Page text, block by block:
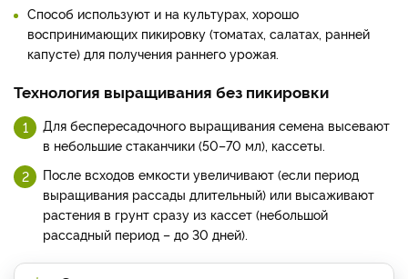
Способ используют и на культурах, хорошо
воспринимающих пикировку (томатах, салатах, ранней
капусте) для получения раннего урожая.
Технология выращивания без пикировки
Для беспересадочного выращивания семена высевают
в небольшие стаканчики (50–70 мл), кассеты.
После всходов емкости увеличивают (если период
выращивания рассады длительный) или высаживают
растения в грунт сразу из кассет (небольшой
рассадный период – до 30 дней).